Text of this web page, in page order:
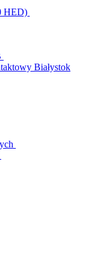
HED)
Białystok